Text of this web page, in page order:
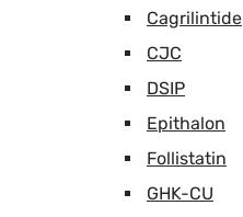
Cagrilintide
CJC
DSIP
Epithalon
Follistatin
GHK-CU